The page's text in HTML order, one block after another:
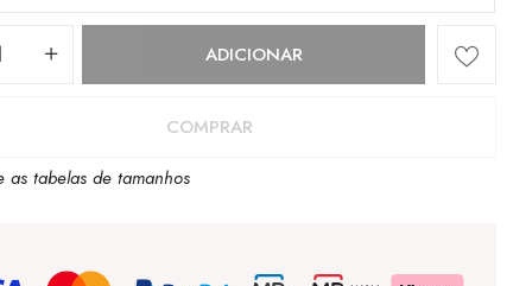
ADICIONAR
COMPRAR
as tabelas de tamanhos